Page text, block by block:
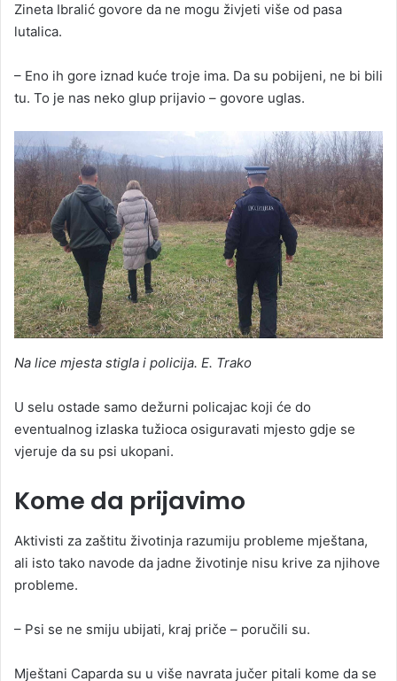
Zineta Ibralić govore da ne mogu živjeti više od pasa
lutalica.
– Eno ih gore iznad kuće troje ima. Da su pobijeni, ne bi bili
tu. To je nas neko glup prijavio – govore uglas.
Na lice mjesta stigla i policija. E. Trako
U selu ostade samo dežurni policajac koji će do
eventualnog izlaska tužioca osiguravati mjesto gdje se
vjeruje da su psi ukopani.
Kome da prijavimo
Aktivisti za zaštitu životinja razumiju probleme mještana,
ali isto tako navode da jadne životinje nisu krive za njihove
probleme.
– Psi se ne smiju ubijati, kraj priče – poručili su.
Mještani Caparda su u više navrata jučer pitali kome da se